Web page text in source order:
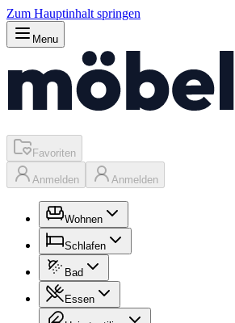
Zum Hauptinhalt springen
Menu
Favoriten
Anmelden Anmelden
Wohnen
Schlafen
Bad
Essen